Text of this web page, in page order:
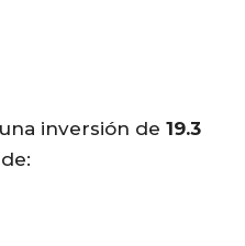
inversión de 19.3